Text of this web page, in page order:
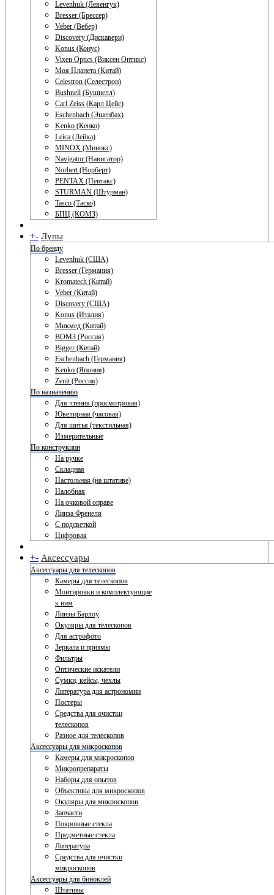
Levenhuk (Левенгук)
Bresser (Брессер)
Veber (Вебер)
Discovery (Дискавери)
Konus (Конус)
Vixen Optics (Виксен Оптикс)
Моя Планета (Китай)
Celestron (Селестрон)
Bushnell (Бушнелл)
Carl Zeiss (Карл Цейс)
Eschenbach (Эшенбах)
Kenko (Кенко)
Leica (Лейка)
MINOX (Минокс)
Navigator (Навигатор)
Norbert (Норберт)
PENTAX (Пентакс)
STURMAN (Штурман)
Tasco (Таско)
БПЦ (КОМЗ)
+- Лупы
По бренду
Levenhuk (США)
Bresser (Германия)
Kromatech (Китай)
Veber (Китай)
Discovery (США)
Konus (Италия)
Микмед (Китай)
ВОМЗ (Россия)
Bigger (Китай)
Eschenbach (Германия)
Kenko (Япония)
Zenit (Россия)
По назначению
Для чтения (просмотровая)
Ювелирная (часовая)
Для шитья (текстильная)
Измерительные
По конструкции
На ручке
Складная
Настольная (на штативе)
Налобная
На очковой оправе
Линза Френеля
С подсветкой
Цифровая
+- Аксессуары
Аксессуары для телескопов
Камеры для телескопов
Монтировки и комплектующие
к ним
Линзы Барлоу
Окуляры для телескопов
Для астрофото
Зеркала и призмы
Фильтры
Оптические искатели
Сумки, кейсы, чехлы
Литература для астрономии
Постеры
Средства для очистки
телескопов
Разное для телескопов
Аксессуары для микроскопов
Камеры для микроскопов
Микропрепараты
Наборы для опытов
Объективы для микроскопов
Окуляры для микроскопов
Запчасти
Покровные стекла
Предметные стекла
Литература
Средства для очистки
микроскопов
Аксессуары для биноклей
Штативы